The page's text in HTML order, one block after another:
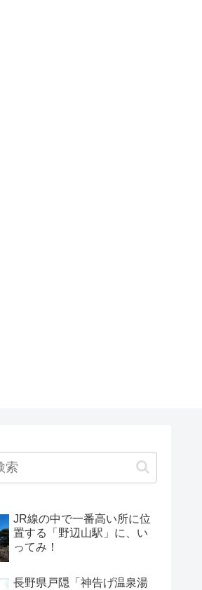
JR線の中で一番高い所に位
置する「野辺山駅」に、い
ってみ！
長野県戸隠「神告げ温泉湯